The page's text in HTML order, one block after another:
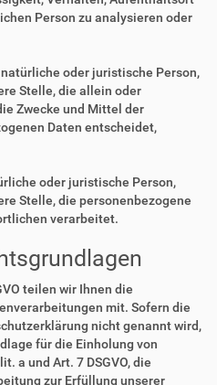
Person zu analysieren oder
oder juristische Person,
Stelle, die allein oder
Zwecke und Mittel der
Daten entscheidet,
oder juristische Person,
Stelle, die personenbezogene
verarbeitet.
teilen wir Ihnen die
mit. Sofern die
nicht genannt wird,
für die Einholung von
a und Art. 7 DSGVO, die
zur Erfüllung unserer